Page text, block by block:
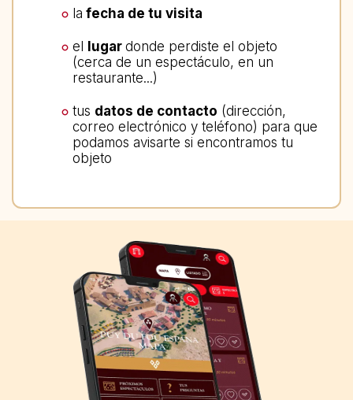
la fecha de tu visita
el lugar donde perdiste el objeto
(cerca de un espectáculo, en un
restaurante...)
tus datos de contacto (dirección,
correo electrónico y teléfono) para que
podamos avisarte si encontramos tu
objeto